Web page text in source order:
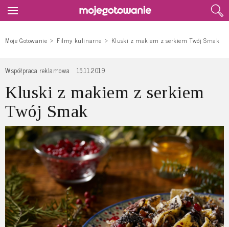
Moje Gotowanie Filmy kulinarne Kluski z makiem z serkiem Twój Smak
Współpraca reklamowa 15.11.2019
Kluski z makiem z serkiem
Twój Smak